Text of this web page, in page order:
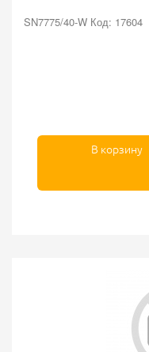
SN7775/40-W Код: 17604
В корзину